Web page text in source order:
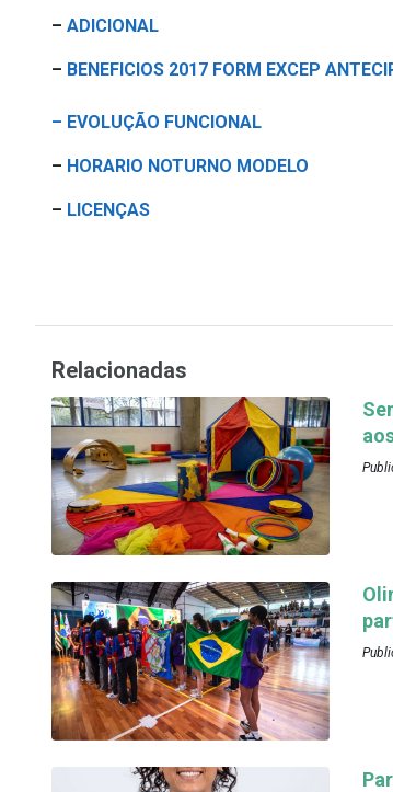
– ADICIONAL
– BENEFICIOS 2017 FORM EXCEP
– EVOLUÇÃO FUNCIONAL
– HORARIO NOTURNO MODELO
– LICENÇAS
Relacionadas